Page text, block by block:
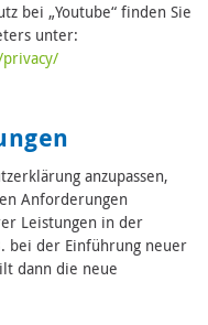
bei „Youtube“ finden Sie
unter:
anzupassen,
Anforderungen
Leistungen in der
bei der Einführung neuer
dann die neue